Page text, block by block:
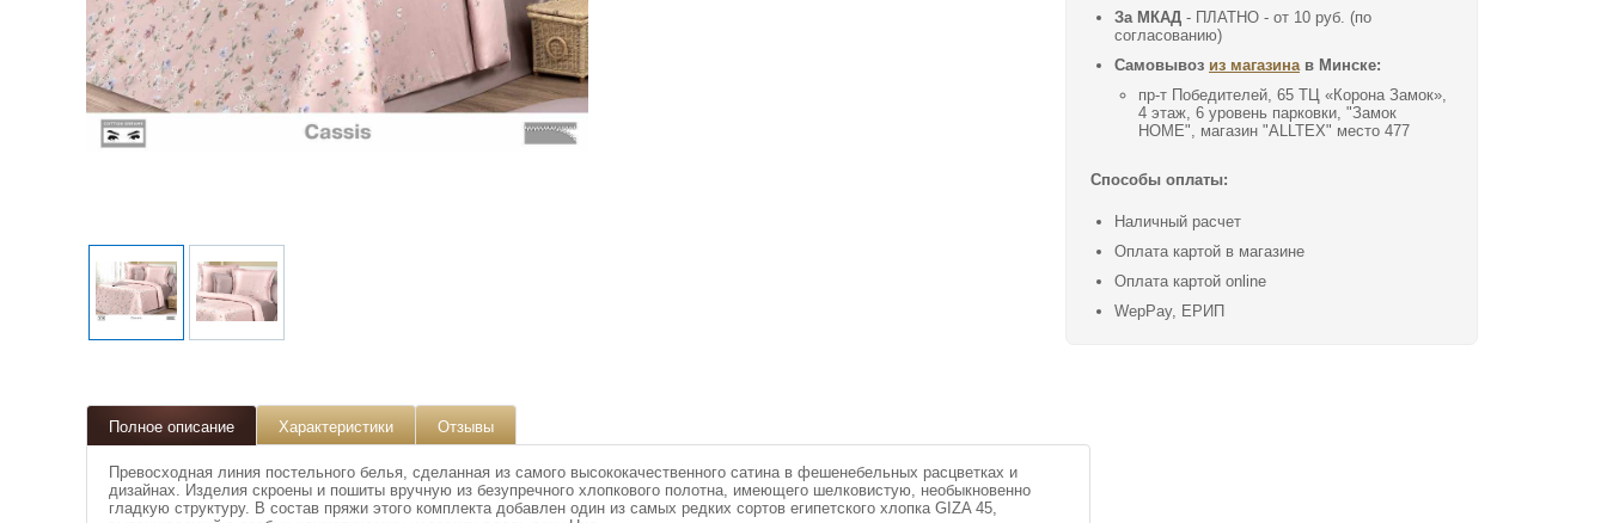
За МКАД - ПЛАТНО - от 10 руб. (по
согласованию)
Самовывоз из магазина в Минске:
пр-т Победителей, 65 ТЦ «Корона Замок»,
4 этаж, 6 уровень парковки, "Замок
HOME", магазин "ALLTEX" место 477
Способы оплаты:
Наличный расчет
Оплата картой в магазине
Оплата картой online
WepPay, ЕРИП
Полное описание Характеристики Отзывы
Превосходная линия постельного белья, сделанная из самого высококачественного сатина в фешенебельных расцветках и
дизайнах. Изделия скроены и пошиты вручную из безупречного хлопкового полотна, имеющего шелковистую, необыкновенно
гладкую структуру. В состав пряжи этого комплекта добавлен один из самых редких сортов египетского хлопка GIZA 45,